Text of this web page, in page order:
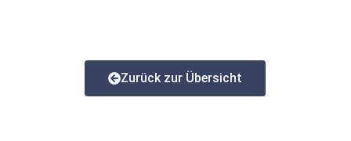
Zurück zur Übersicht